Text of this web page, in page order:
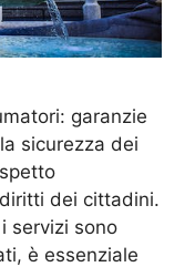
garanzie
sicurezza dei
dei cittadini.
servizi sono
è essenziale